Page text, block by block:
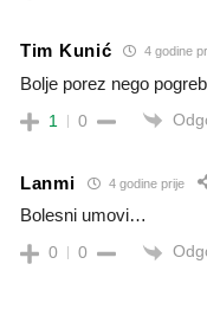
Tim Kunić 4 godine
Bolje porez nego
1 0
Lanmi 4 godine prije
Bolesni umovi…
0 0